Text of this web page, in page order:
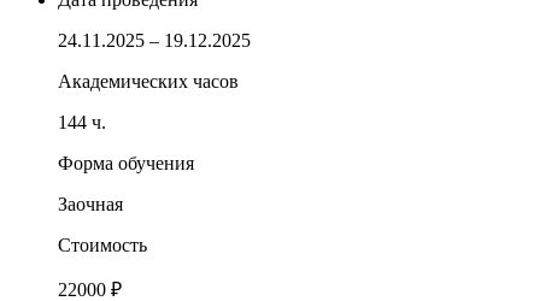
24.11.2025 – 19.12.2025
Академических часов
144 ч.
Форма обучения
Заочная
Стоимость
22000 ₽